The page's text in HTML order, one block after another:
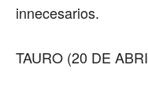
innecesarios.
TAURO (20 DE